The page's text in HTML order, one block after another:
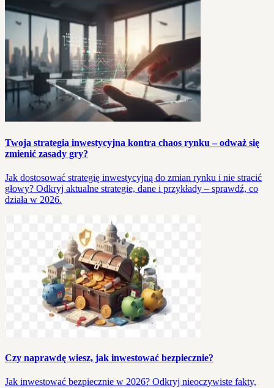
Twoja strategia inwestycyjna kontra chaos rynku – odważ się
zmienić zasady gry?
Jak dostosować strategię inwestycyjną do zmian rynku i nie stracić
głowy? Odkryj aktualne strategie, dane i przykłady – sprawdź, co
działa w 2026.
Czy naprawdę wiesz, jak inwestować bezpiecznie?
Jak inwestować bezpiecznie w 2026? Odkryj nieoczywiste fakty,